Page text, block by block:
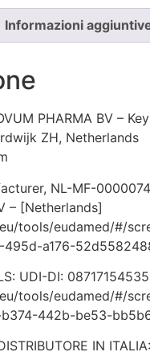
Informazioni
PHARMA BV –
ZH, Netherlands
NL-MF-
– [Netherlands]
tools/eudamed/#/
a176-
UDI-DI:
tools/eudamed/#/
442b-be53-
IN ITALIA: